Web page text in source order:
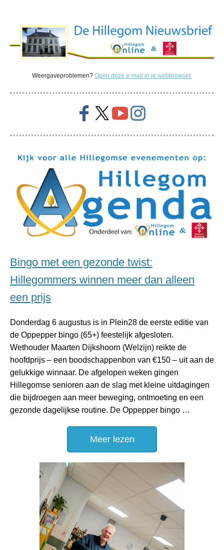
Weergaveproblemen? Open deze e-mail in je webbrowser.
Bingo met een gezonde twist:
Hillegommers winnen meer dan alleen
een prijs
Donderdag 6 augustus is in Plein28 de eerste editie van
de Oppepper bingo (65+) feestelijk afgesloten.
Wethouder Maarten Dijkshoorn (Welzijn) reikte de
hoofdprijs – een boodschappenbon van €150 – uit aan de
gelukkige winnaar. De afgelopen weken gingen
Hillegomse senioren aan de slag met kleine uitdagingen
die bijdroegen aan meer beweging, ontmoeting en een
gezonde dagelijkse routine. De Oppepper bingo …
Meer lezen